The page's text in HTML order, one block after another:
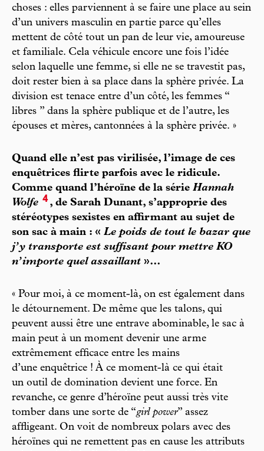
choses : elles parviennent à se faire une place au sein
d’un univers masculin en partie parce qu’elles
mettent de côté tout un pan de leur vie, amoureuse
et familiale. Cela véhicule encore une fois l’idée
selon laquelle une femme, si elle ne se travestit pas,
doit rester bien à sa place dans la sphère privée. La
division est tenace entre d’un côté, les femmes “
libres ” dans la sphère publique et de l’autre, les
épouses et mères, cantonnées à la sphère privée. »
Quand elle n’est pas virilisée, l’image de ces
enquêtrices flirte parfois avec le ridicule.
Comme quand l’héroïne de la série Hannah
Wolfe 4, de Sarah Dunant, s’approprie des
stéréotypes sexistes en affirmant au sujet de
son sac à main : « Le poids de tout le bazar que
j’y transporte est suffisant pour mettre KO
n’importe quel assaillant »…
« Pour moi, à ce moment-là, on est également dans
le détournement. De même que les talons, qui
peuvent aussi être une entrave abominable, le sac à
main peut à un moment devenir une arme
extrêmement efficace entre les mains
d’une enquêtrice ! À ce moment-là ce qui était
un outil de domination devient une force. En
revanche, ce genre d’héroïne peut aussi très vite
tomber dans une sorte de “girl power” assez
affligeant. On voit de nombreux polars avec des
héroïnes qui ne remettent pas en cause les attributs